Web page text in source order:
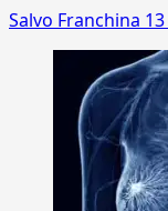
Salvo Franchina